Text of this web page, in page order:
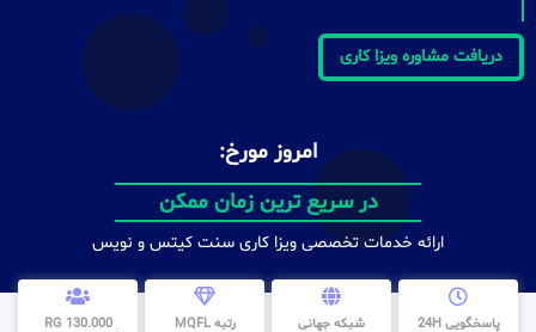
دریافت مشاوره ویزا کاری
امروز مورخ:
در سریع ترین زمان ممکن
ارائه خدمات تخصصی ویزا کاری سنت کیتس و نویس
پاسخگویی 24H شبکه جهانی رتبه MQFL 130.000 RG